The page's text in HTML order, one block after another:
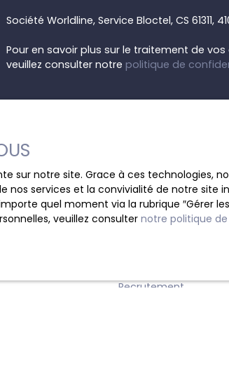
Société Worldline, Service Bloctel, CS 61311,
Pour en savoir plus sur le traitement de
veuillez consulter notre politique de
Recrutement
notre site. Grace à ces technologies,
services et la convivialité de notre site
quel moment via la rubrique ″Gérer
veuillez consulternotre politique